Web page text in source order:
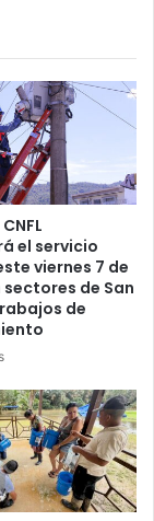
el servicio
viernes 7 de
de San
de